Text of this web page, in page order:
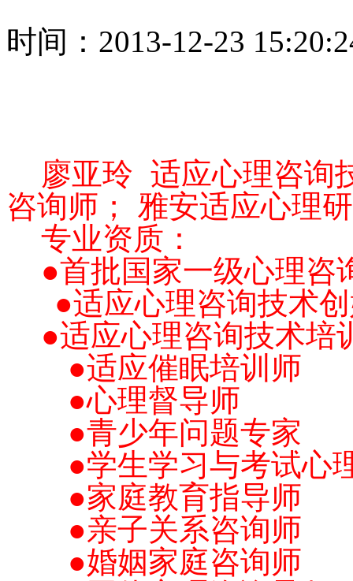
时间：2013-12-23
廖亚玲 适应心理咨询
咨询师； 雅安适应心理
专业资质：
●首批国家一级心理咨
●适应心理咨询技术创
●适应心理咨询技术培
●适应催眠培训师
●心理督导师
●青少年问题专家
●学生学习与考试心
●家庭教育指导师
●亲子关系咨询师
●婚姻家庭咨询师